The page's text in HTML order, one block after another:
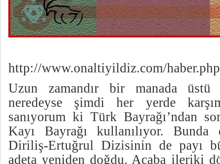
http://www.onaltiyildiz.com/
Uzun zamandır bir manada
neredeyse şimdi her yerde
sanıyorum ki Türk Bayrağı’ndan
Kayı Bayrağı kullanılıyor. Bunda
Diriliş-Ertuğrul Dizisinin de payı
adeta yeniden doğdu. Acaba ileriki